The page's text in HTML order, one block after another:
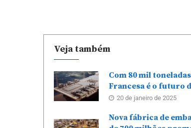
Veja também
Com 80 mil
Francesa é o futuro
20 de janeiro de 2025
Nova fábrica de